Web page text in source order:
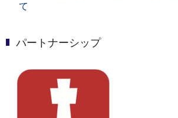
て
パートナーシップ